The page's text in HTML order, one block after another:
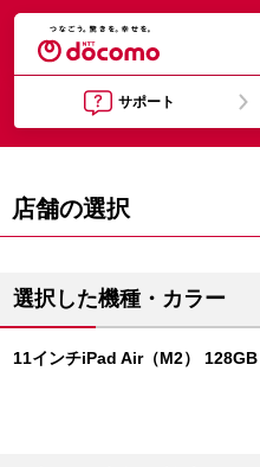
サポート
店舗の選択
選択した機種・カラー
11インチiPad Air（M2）